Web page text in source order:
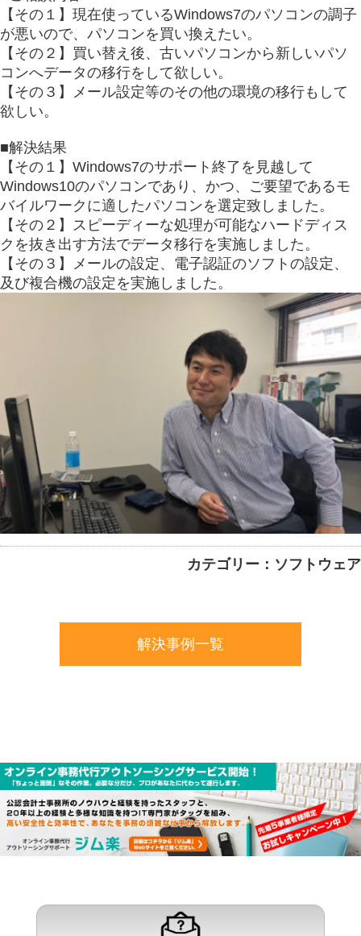
【その１】現在使っているWindows7のパソコンの調子
が悪いので、パソコンを買い換えたい。
【その２】買い替え後、古いパソコンから新しいパソ
コンへデータの移行をして欲しい。
【その３】メール設定等のその他の環境の移行もして
欲しい。
■解決結果
【その１】Windows7のサポート終了を見越して
Windows10のパソコンであり、かつ、ご要望であるモ
バイルワークに適したパソコンを選定致しました。
【その２】スピーディーな処理が可能なハードディス
クを抜き出す方法でデータ移行を実施しました。
【その３】メールの設定、電子認証のソフトの設定、
及び複合機の設定を実施しました。
カテゴリー：ソフトウェア
解決事例一覧